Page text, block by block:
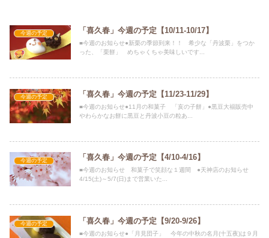
今週の予定 「喜久春」今週の予定【10/11-10/17】
■今週のお知らせ●新栗の季節到来！！ 希少な「丹波栗」をつか
った、「栗餅」 めちゃくちゃ美味しいです...
今週の予定 「喜久春」今週の予定【11/23-11/29】
■今週のお知らせ●11月の和菓子 「亥の子餅」●黒豆大福販売中
やわらかなお餅に黒豆と丹波小豆の粒あ...
今週の予定 「喜久春」今週の予定【4/10-4/16】
■今週のお知らせ 和菓子で笑顔な１週間 ●天神店のお知らせ
4/15(土)～5/7(日)まで営業いた...
今週の予定 「喜久春」今週の予定【9/20-9/26】
■今週のお知らせ●「月見団子」 今年の中秋の名月(十五夜)は９月